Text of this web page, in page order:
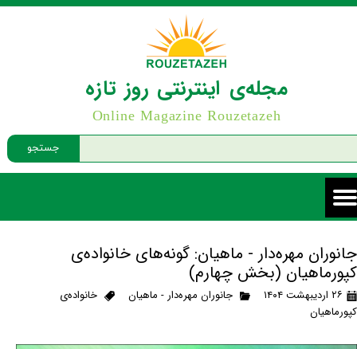
جستجو
مجله‌ی اینترنتی روز تازه
Online Magazine Rouzetazeh
جانوران مهره‌دار - ماهیان: گونه‌های خانواده‌ی
کپورماهیان (بخش چهارم)
۲۶ اردیبهشت ۱۴۰۴ جانوران مهره‌دار - ماهیان
خانواده‌ی
کپورماهیان